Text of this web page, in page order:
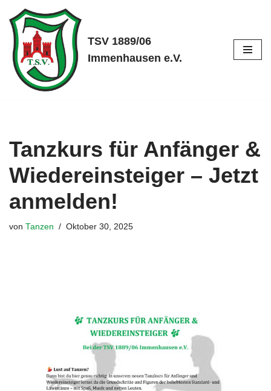
Zum
Inhalt
springen
TSV 1889/06
Immenhausen e.V.
Tanzkurs für Anfänger &
Wiedereinsteiger – Jetzt
anmelden!
von Tanzen Oktober 30, 2025